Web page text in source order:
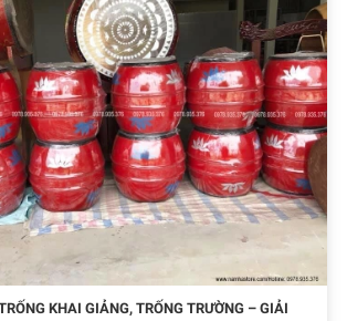
KHAI GIẢNG, TRỐNG TRƯỜNG – GIẢI